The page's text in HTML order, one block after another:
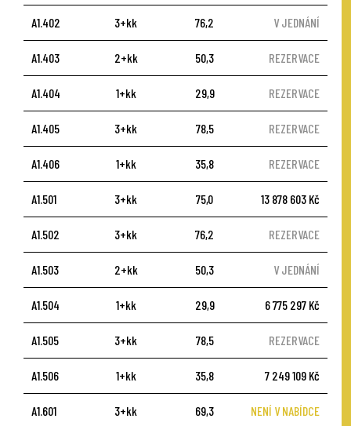
A1.402 3+kk 76,2 V JEDNÁNÍ
A1.403 2+kk 50,3 REZERVACE
A1.404 1+kk 29,9 REZERVACE
A1.405 3+kk 78,5 REZERVACE
A1.406 1+kk 35,8 REZERVACE
A1.501 3+kk 75,0 13 878 603 Kč
A1.502 3+kk 76,2 REZERVACE
A1.503 2+kk 50,3 V JEDNÁNÍ
A1.504 1+kk 29,9 6 775 297 Kč
A1.505 3+kk 78,5 REZERVACE
A1.506 1+kk 35,8 7 249 109 Kč
A1.601 3+kk 69,3 NENÍ V NABÍDCE